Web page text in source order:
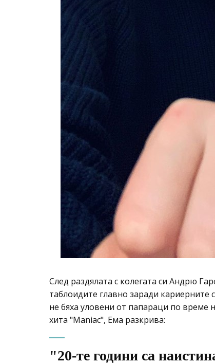
След раздялата с колегата си Андрю
таблоидите главно заради кариерните
не бяха уловени от папараци по време
хита "Maniac", Ема разкрива:
"20-те години са